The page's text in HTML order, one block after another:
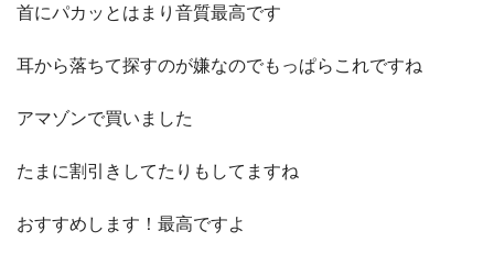
首にパカッとはまり音質最高です
耳から落ちて探すのが嫌なのでもっぱらこれですね
アマゾンで買いました
たまに割引きしてたりもしてますね
おすすめします！最高ですよ